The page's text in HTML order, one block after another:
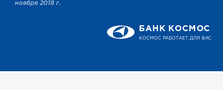
ноября 2018 г.